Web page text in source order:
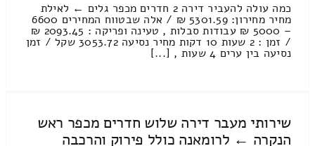
כמה עולה להעביר דירה 2 חדרים מכפר גלים ← לאילת
מחיר מחירון: 5301.59 ₪ / אלה שבטווח המחירים 6600
– 5000 ₪ עבודות סבלות , טעינה ופריקה : 2093.45 ₪
/ זמן : 2 שעות 10 דקות מחיר נסיעה 3053.72 שקל / זמן
נסיעה בין ערים 4 שעות , [...]
שירותי מעבר דירה שלוש חדרים מכפר ראש
הנקרה ← לרומאנה כולל פירוק והרכבה